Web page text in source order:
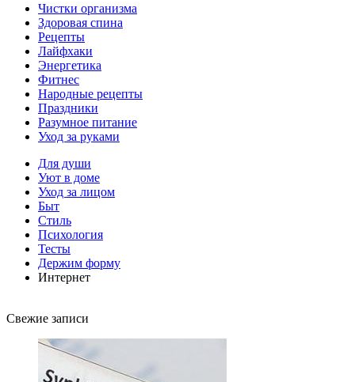
Чистки организма
Здоровая спина
Рецепты
Лайфхаки
Энергетика
Фитнес
Народные рецепты
Праздники
Разумное питание
Уход за руками
Для души
Уют в доме
Уход за лицом
Быт
Стиль
Психология
Тесты
Держим форму
Интернет
Свежие записи